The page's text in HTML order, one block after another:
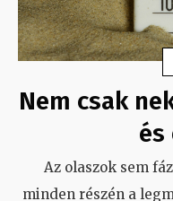
Nem csak
és
Az olaszok sem
minden részén a